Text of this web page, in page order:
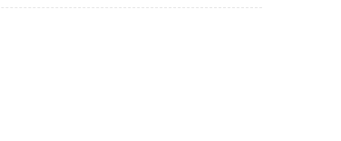
temperatura, in bassa / alta quota
a fusione shinho sono stabili e